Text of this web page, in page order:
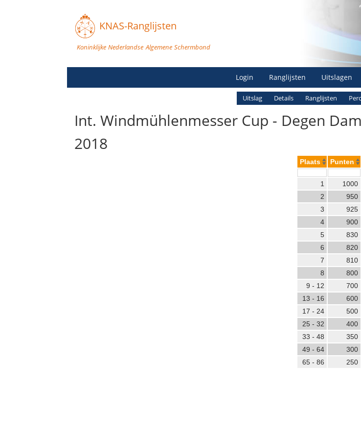
KNAS-Ranglijsten
Koninklijke Nederlandse Algemene Schermbond
Login Ranglijsten Uitslagen
Uitslag Details Ranglijsten
Int. Windmühlenmesser Cup - Degen
2018
Plaats Punten
1
1000
2
950
3
925
4
900
5
830
6
820
7
810
8
800
9 - 12
700
13 - 16
600
17 - 24
500
25 - 32
400
33 - 48
350
49 - 64
300
65 - 86
250